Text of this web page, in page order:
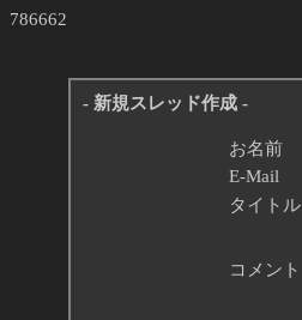
786662
- 新規スレッド作成 -
お名前
E-Mail
タイトル
コメント